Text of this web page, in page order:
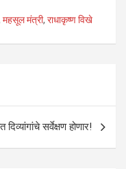
महसूल मंत्री, राधाकृष्ण विखे
दिव्यांगांचे सर्वेक्षण होणार!